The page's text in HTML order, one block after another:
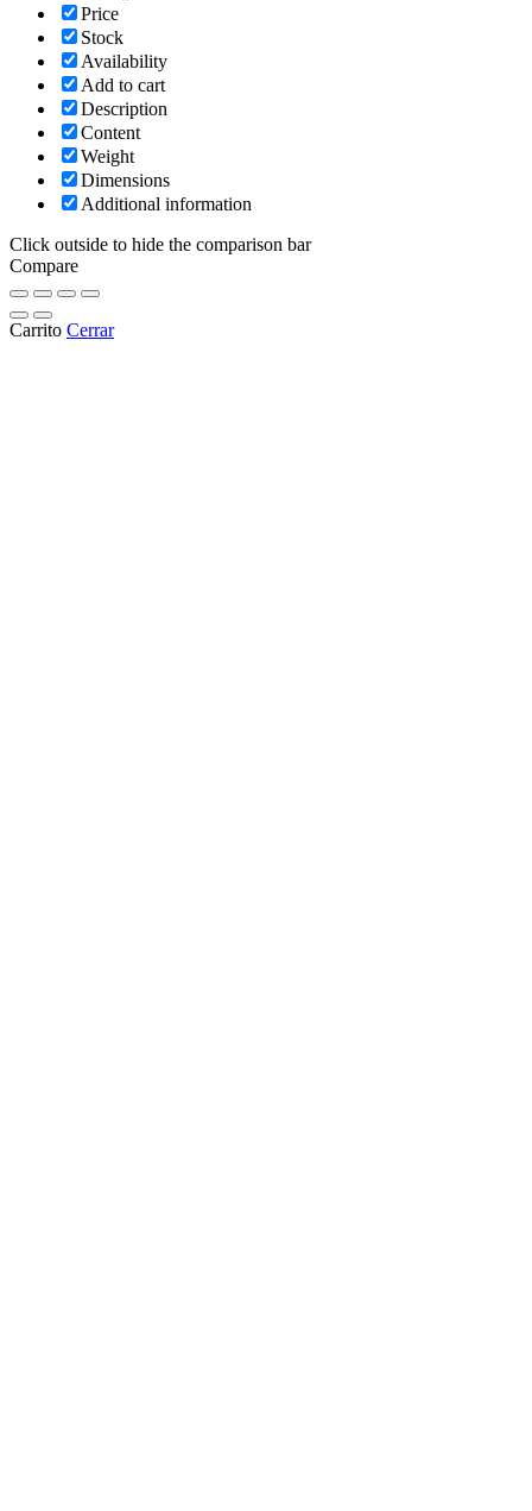
Price
Stock
Availability
Add to cart
Description
Content
Weight
Dimensions
Additional information
Click outside to hide the comparison bar
Compare
Carrito Cerrar